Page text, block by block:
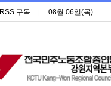
RSS 구독 08월 06일(목)